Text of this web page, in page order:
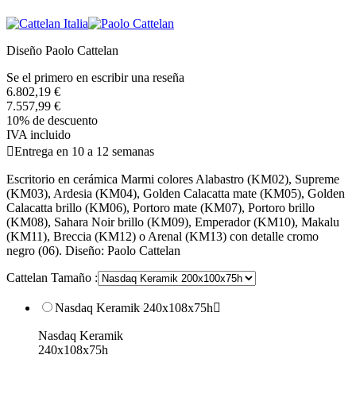
Diseño Paolo Cattelan
Se el primero en escribir una reseña
6.802,19 €
7.557,99 €
10% de descuento
IVA incluido
Entrega en 10 a 12 semanas
Escritorio en cerámica Marmi colores Alabastro (KM02), Supreme
(KM03), Ardesia (KM04), Golden Calacatta mate (KM05), Golden
Calacatta brillo (KM06), Portoro mate (KM07), Portoro brillo
(KM08), Sahara Noir brillo (KM09), Emperador (KM10), Makalu
(KM11), Breccia (KM12) o Arenal (KM13) con detalle cromo
negro (06). Diseño: Paolo Cattelan
Cattelan Tamaño :
Nasdaq Keramik 240x108x75h
Nasdaq Keramik
240x108x75h